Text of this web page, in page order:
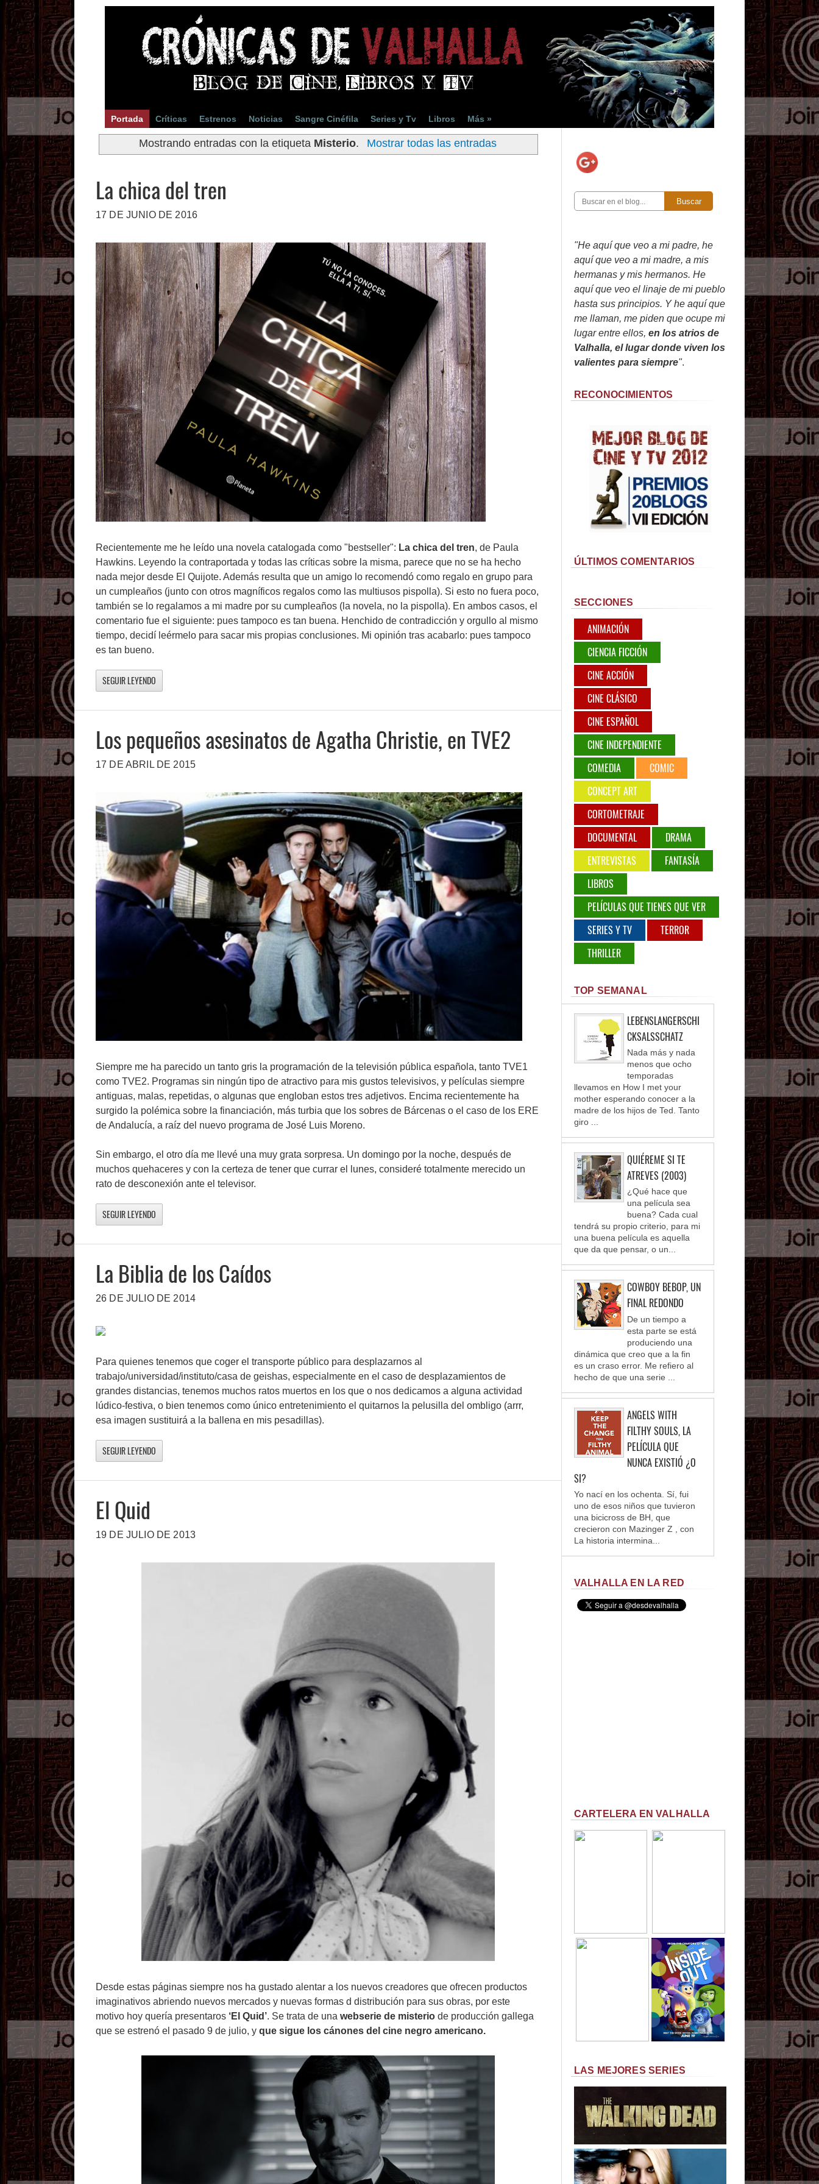
Portada Críticas Estrenos Noticias Sangre Cinéfila Series y Tv Libros Más »
Mostrando entradas con la etiqueta Misterio. Mostrar todas las entradas
La chica del tren
17 DE JUNIO DE 2016
Recientemente me he leído una novela catalogada como "bestseller": La chica del tren, de Paula
Hawkins. Leyendo la contraportada y todas las críticas sobre la misma, parece que no se ha hecho
nada mejor desde El Quijote. Además resulta que un amigo lo recomendó como regalo en grupo para
un cumpleaños (junto con otros magníficos regalos como las multiusos pispolla). Si esto no fuera poco,
también se lo regalamos a mi madre por su cumpleaños (la novela, no la pispolla). En ambos casos, el
comentario fue el siguiente: pues tampoco es tan buena. Henchido de contradicción y orgullo al mismo
tiempo, decidí leérmelo para sacar mis propias conclusiones. Mi opinión tras acabarlo: pues tampoco
es tan bueno.
SEGUIR LEYENDO
Los pequeños asesinatos de Agatha Christie, en TVE2
17 DE ABRIL DE 2015
Siempre me ha parecido un tanto gris la programación de la televisión pública española, tanto TVE1
como TVE2. Programas sin ningún tipo de atractivo para mis gustos televisivos, y películas siempre
antiguas, malas, repetidas, o algunas que engloban estos tres adjetivos. Encima recientemente ha
surgido la polémica sobre la financiación, más turbia que los sobres de Bárcenas o el caso de los ERE
de Andalucía, a raíz del nuevo programa de José Luis Moreno.
Sin embargo, el otro día me llevé una muy grata sorpresa. Un domingo por la noche, después de
muchos quehaceres y con la certeza de tener que currar el lunes, consideré totalmente merecido un
rato de desconexión ante el televisor.
SEGUIR LEYENDO
La Biblia de los Caídos
26 DE JULIO DE 2014
Para quienes tenemos que coger el transporte público para desplazarnos al
trabajo/universidad/instituto/casa de geishas, especialmente en el caso de desplazamientos de
grandes distancias, tenemos muchos ratos muertos en los que o nos dedicamos a alguna actividad
lúdico-festiva, o bien tenemos como único entretenimiento el quitarnos la pelusilla del ombligo (arrr,
esa imagen sustituirá a la ballena en mis pesadillas).
SEGUIR LEYENDO
El Quid
19 DE JULIO DE 2013
Desde estas páginas siempre nos ha gustado alentar a los nuevos creadores que ofrecen productos
imaginativos abriendo nuevos mercados y nuevas formas d distribución para sus obras, por este
motivo hoy quería presentaros ‘El Quid’. Se trata de una webserie de misterio de producción gallega
que se estrenó el pasado 9 de julio, y que sigue los cánones del cine negro americano.
Buscar
"He aquí que veo a mi padre, he
aquí que veo a mi madre, a mis
hermanas y mis hermanos. He
aquí que veo el linaje de mi pueblo
hasta sus principios. Y he aquí que
me llaman, me piden que ocupe mi
lugar entre ellos, en los atrios de
Valhalla, el lugar donde viven los
valientes para siempre".
RECONOCIMIENTOS
ÚLTIMOS COMENTARIOS
SECCIONES
ANIMACIÓN
CIENCIA FICCIÓN
CINE ACCIÓN
CINE CLÁSICO
CINE ESPAÑOL
CINE INDEPENDIENTE
COMEDIA
COMIC
CONCEPT ART
CORTOMETRAJE
DOCUMENTAL
DRAMA
ENTREVISTAS
FANTASÍA
LIBROS
PELÍCULAS QUE TIENES QUE VER
SERIES Y TV
TERROR
THRILLER
TOP SEMANAL
LEBENSLANGERSCHI
CKSALSSCHATZ
Nada más y nada
menos que ocho
temporadas
llevamos en How I met your
mother esperando conocer a la
madre de los hijos de Ted. Tanto
giro ...
QUIÉREME SI TE
ATREVES (2003)
¿Qué hace que
una película sea
buena? Cada cual
tendrá su propio criterio, para mi
una buena película es aquella
que da que pensar, o un...
COWBOY BEBOP, UN
FINAL REDONDO
De un tiempo a
esta parte se está
produciendo una
dinámica que creo que a la fin
es un craso error. Me refiero al
hecho de que una serie ...
ANGELS WITH
FILTHY SOULS, LA
PELÍCULA QUE
NUNCA EXISTIÓ ¿O
SI?
Yo nací en los ochenta. Sí, fui
uno de esos niños que tuvieron
una bicicross de BH, que
crecieron con Mazinger Z , con
La historia intermina...
VALHALLA EN LA RED
CARTELERA EN VALHALLA
LAS MEJORES SERIES